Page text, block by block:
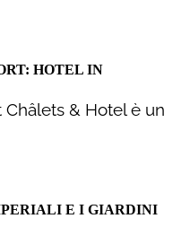
HOTEL IN
& Hotel è un
E I GIARDINI